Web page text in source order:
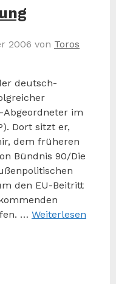
2006 von Toros
deutsch-
Abgeordneter im
Dort sitzt er,
dem früheren
Bündnis 90/Die
den EU-Beitritt
… Weiterlesen